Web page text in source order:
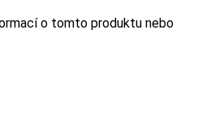
o tomto produktu nebo